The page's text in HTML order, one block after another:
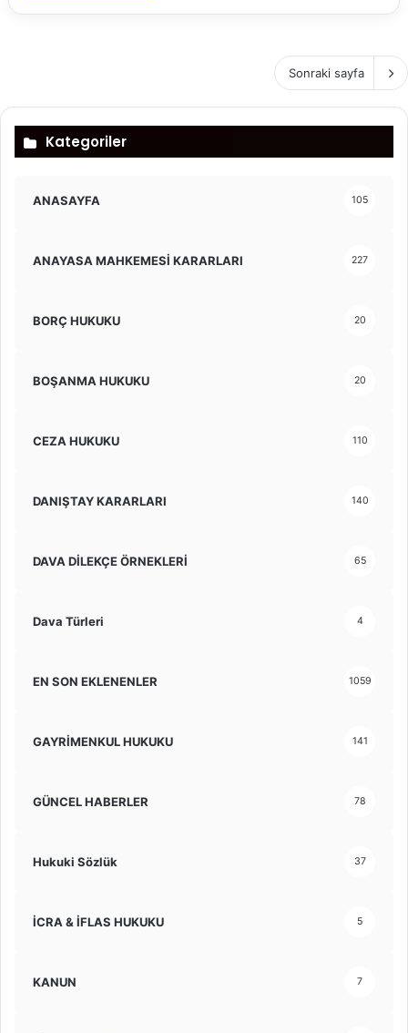
Sonraki sayfa
Kategoriler
ANASAYFA 105
ANAYASA MAHKEMESİ KARARLARI 227
BORÇ HUKUKU 20
BOŞANMA HUKUKU 20
CEZA HUKUKU 110
DANIŞTAY KARARLARI 140
DAVA DİLEKÇE ÖRNEKLERİ 65
Dava Türleri 4
EN SON EKLENENLER 1059
GAYRİMENKUL HUKUKU 141
GÜNCEL HABERLER 78
Hukuki Sözlük 37
İCRA & İFLAS HUKUKU 5
KANUN 7